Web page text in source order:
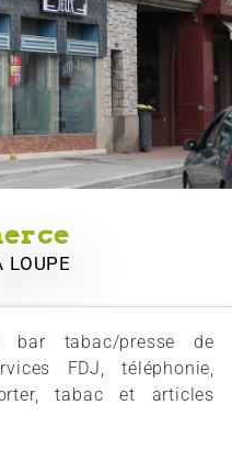
LOUPE
bar tabac/presse de
FDJ, téléphonie,
tabac et articles